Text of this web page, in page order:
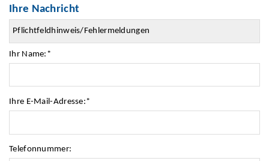
Ihre Nachricht
Ihr Name: *
Ihre E-Mail-Adresse:*
Telefonnummer: